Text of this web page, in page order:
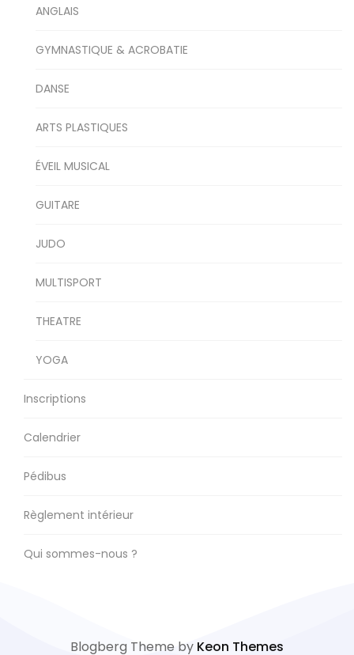
ANGLAIS
GYMNASTIQUE & ACROBATIE
DANSE
ARTS PLASTIQUES
ÉVEIL MUSICAL
GUITARE
JUDO
MULTISPORT
THEATRE
YOGA
Inscriptions
Calendrier
Pédibus
Règlement intérieur
Qui sommes-nous ?
Blogberg Theme by Keon Themes